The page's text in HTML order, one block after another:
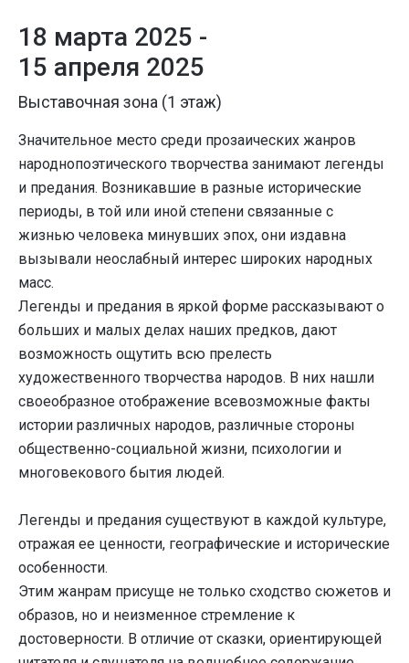
18 марта 2025 -
15 апреля 2025
Выставочная зона (1 этаж)
Значительное место среди прозаических жанров
народнопоэтического творчества занимают легенды
и предания. Возникавшие в разные исторические
периоды, в той или иной степени связанные с
жизнью человека минувших эпох, они издавна
вызывали неослабный интерес широких народных
масс.
Легенды и предания в яркой форме рассказывают о
больших и малых делах наших предков, дают
возможность ощутить всю прелесть
художественного творчества народов. В них нашли
своеобразное отображение всевозможные факты
истории различных народов, различные стороны
общественно-социальной жизни, психологии и
многовекового бытия людей.
Легенды и предания существуют в каждой культуре,
отражая ее ценности, географические и исторические
особенности.
Этим жанрам присуще не только сходство сюжетов и
образов, но и неизменное стремление к
достоверности. В отличие от сказки, ориентирующей